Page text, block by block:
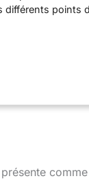
différents points
pour un
EU et OEKO-
le surmatelas,
de pouvoir
x 200 x 7 cm